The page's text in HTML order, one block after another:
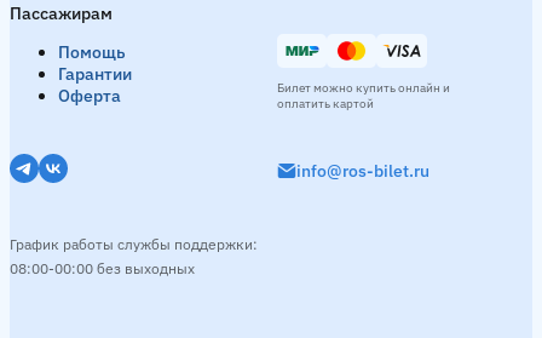
Пассажирам
Помощь
Гарантии
Оферта
info@ros-bilet.ru
График работы службы поддержки:
08:00-00:00 без выходных
Билет можно купить онлайн и
оплатить картой